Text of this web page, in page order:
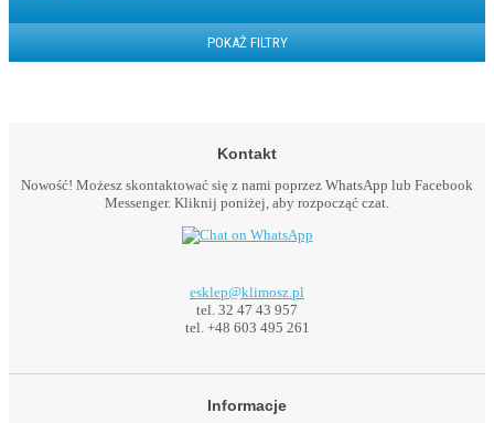
POKAŻ FILTRY
Kontakt
Nowość! Możesz skontaktować się z nami poprzez WhatsApp lub Facebook
Messenger. Kliknij poniżej, aby rozpocząć czat.
esklep@klimosz.pl
tel. 32 47 43 957
tel. +48 603 495 261
Informacje